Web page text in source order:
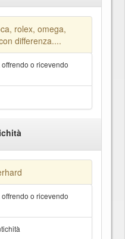
rolex, omega,
differenza....
o ricevendo
o ricevendo